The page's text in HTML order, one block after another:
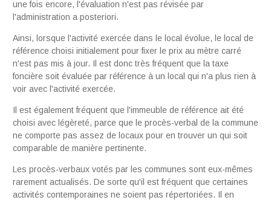
une fois encore, l'évaluation n'est pas révisée par
l'administration a posteriori.
Ainsi, lorsque l'activité exercée dans le local évolue, le local de
référence choisi initialement pour fixer le prix au mètre carré
n'est pas mis à jour. Il est donc très fréquent que la taxe
foncière soit évaluée par référence à un local qui n'a plus rien à
voir avec l'activité exercée.
Il est également fréquent que l'immeuble de référence ait été
choisi avec légèreté, parce que le procès-verbal de la commune
ne comporte pas assez de locaux pour en trouver un qui soit
comparable de manière pertinente.
Les procès-verbaux votés par les communes sont eux-mêmes
rarement actualisés. De sorte qu'il est fréquent que certaines
activités contemporaines ne soient pas répertoriées. Il en